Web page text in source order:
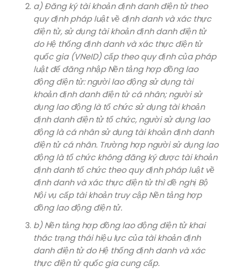
a) Đăng ký tài khoản định danh điện tử theo
quy định pháp luật về định danh và xác thực
điện tử, sử dụng tài khoản định danh điện tử
do Hệ thống định danh và xác thực điện tử
quốc gia (VNeID) cấp theo quy định của pháp
luật để đăng nhập Nền tảng hợp đồng lao
động điện tử: người lao động sử dụng tài
khoản định danh điện tử cá nhân; người sử
dụng lao động là tổ chức sử dụng tài khoản
định danh điện tử tổ chức, người sử dụng lao
động là cá nhân sử dụng tài khoản định danh
điện tử cá nhân. Trường hợp người sử dụng lao
động là tổ chức không đăng ký được tài khoản
định danh tổ chức theo quy định pháp luật về
định danh và xác thực điện tử thì đề nghị Bộ
Nội vụ cấp tài khoản truy cập Nền tảng hợp
đồng lao động điện tử.
b) Nền tảng hợp đồng lao động điện tử khai
thác trạng thái hiệu lực của tài khoản định
danh điện tử do Hệ thống định danh và xác
thực điện tử quốc gia cung cấp.